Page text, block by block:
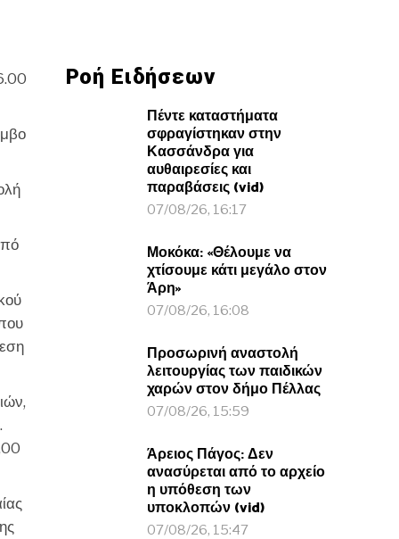
Ροή Ειδήσεων
Πέντε καταστήματα
σφραγίστηκαν στην
Κασσάνδρα για
αυθαιρεσίες και
παραβάσεις (vid)
07/08/26, 16:17
Μοκόκα: «Θέλουμε να
χτίσουμε κάτι μεγάλο στον
Άρη»
07/08/26, 16:08
Προσωρινή αναστολή
λειτουργίας των παιδικών
χαρών στον δήμο Πέλλας
07/08/26, 15:59
Άρειος Πάγος: Δεν
ανασύρεται από το αρχείο
η υπόθεση των
υποκλοπών (vid)
07/08/26, 15:47